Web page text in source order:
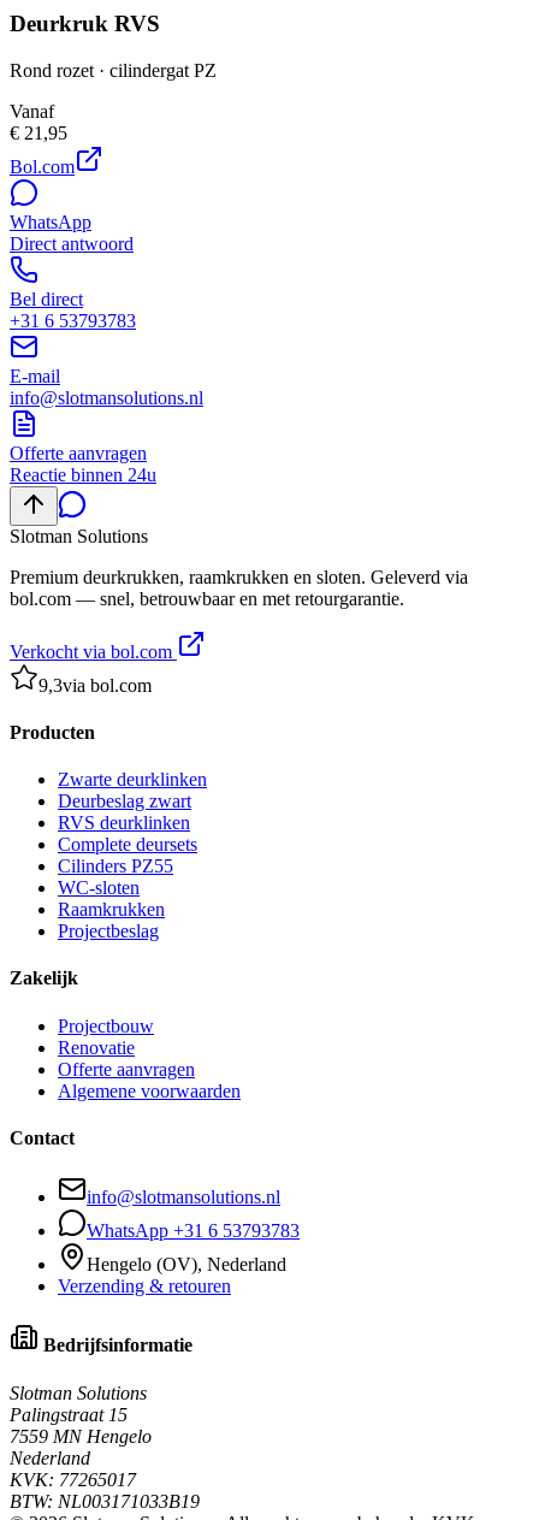
Deurkruk RVS
Rond rozet · cilindergat PZ
Vanaf
€ 21,95
Bol.com
WhatsApp
Direct antwoord
Bel direct
+31 6 53793783
E-mail
info@slotmansolutions.nl
Offerte aanvragen
Reactie binnen 24u
Slotman Solutions
Premium deurkrukken, raamkrukken en sloten. Geleverd via
bol.com — snel, betrouwbaar en met retourgarantie.
Verkocht via bol.com
9,3via bol.com
Producten
Zwarte deurklinken
Deurbeslag zwart
RVS deurklinken
Complete deursets
Cilinders PZ55
WC-sloten
Raamkrukken
Projectbeslag
Zakelijk
Projectbouw
Renovatie
Offerte aanvragen
Algemene voorwaarden
Contact
info@slotmansolutions.nl
WhatsApp +31 6 53793783
Hengelo (OV), Nederland
Verzending & retouren
Bedrijfsinformatie
Slotman Solutions
Palingstraat 15
7559 MN Hengelo
Nederland
KVK: 77265017
BTW: NL003171033B19